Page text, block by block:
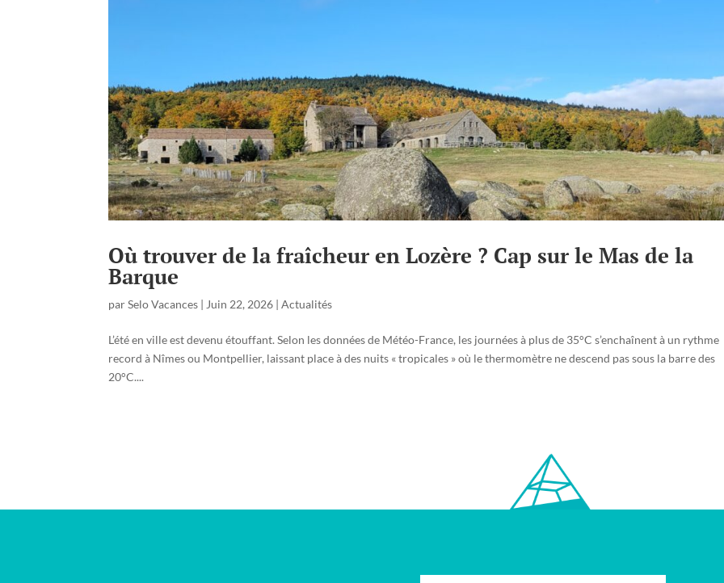
Où trouver de la fraîcheur en Lozère ? Cap sur le Mas de la
Barque
parSelo Vacances | Juin 22, 2026 |Actualités
L’été en ville est devenu étouffant. Selon les données de Météo-France, les journées à plus de 35°C s’enchaînent à un rythme
record à Nîmes ou Montpellier, laissant place à des nuits « tropicales » où le thermomètre ne descend pas sous la barre des
20°C....